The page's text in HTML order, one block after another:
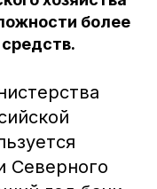
более
Северного